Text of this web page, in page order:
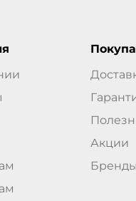
Акции
Бренды